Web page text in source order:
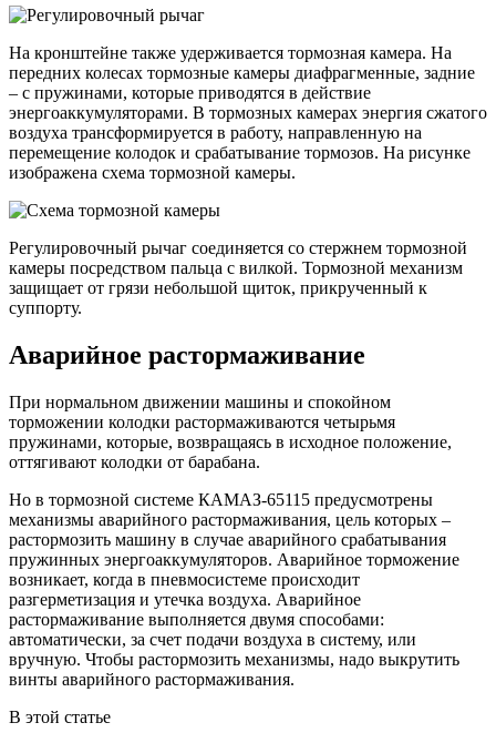
На кронштейне также удерживается тормозная камера. На
передних колесах тормозные камеры диафрагменные, задние
– с пружинами, которые приводятся в действие
энергоаккумуляторами. В тормозных камерах энергия сжатого
воздуха трансформируется в работу, направленную на
перемещение колодок и срабатывание тормозов. На рисунке
изображена схема тормозной камеры.
Регулировочный рычаг соединяется со стержнем тормозной
камеры посредством пальца с вилкой. Тормозной механизм
защищает от грязи небольшой щиток, прикрученный к
суппорту.
Аварийное растормаживание
При нормальном движении машины и спокойном
торможении колодки растормаживаются четырьмя
пружинами, которые, возвращаясь в исходное положение,
оттягивают колодки от барабана.
Но в тормозной системе КАМАЗ-65115 предусмотрены
механизмы аварийного растормаживания, цель которых –
растормозить машину в случае аварийного срабатывания
пружинных энергоаккумуляторов. Аварийное торможение
возникает, когда в пневмосистеме происходит
разгерметизация и утечка воздуха. Аварийное
растормаживание выполняется двумя способами:
автоматически, за счет подачи воздуха в систему, или
вручную. Чтобы растормозить механизмы, надо выкрутить
винты аварийного растормаживания.
В этой статье